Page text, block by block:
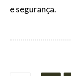
e segurança.